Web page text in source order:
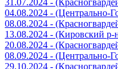
04.08.2024 - (Центрально-
08.08.2024 -
13.08.2024 - (Кировский
20.08.2024 -
08.09.2024 - (Центрально-
29.10.2024 -